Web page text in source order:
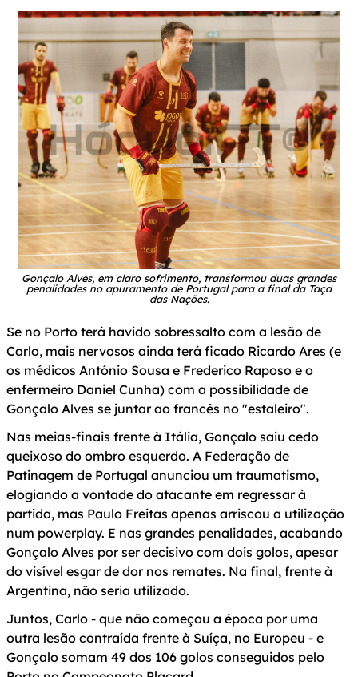
Gonçalo Alves, em claro sofrimento, transformou duas grandes
penalidades no apuramento de Portugal para a final da Taça
das Nações.
Se no Porto terá havido sobressalto com a lesão de
Carlo, mais nervosos ainda terá ficado Ricardo Ares (e
os médicos António Sousa e Frederico Raposo e o
enfermeiro Daniel Cunha) com a possibilidade de
Gonçalo Alves se juntar ao francês no "estaleiro".
Nas meias-finais frente à Itália, Gonçalo saiu cedo
queixoso do ombro esquerdo. A Federação de
Patinagem de Portugal anunciou um traumatismo,
elogiando a vontade do atacante em regressar à
partida, mas Paulo Freitas apenas arriscou a utilização
num powerplay. E nas grandes penalidades, acabando
Gonçalo Alves por ser decisivo com dois golos, apesar
do visível esgar de dor nos remates. Na final, frente à
Argentina, não seria utilizado.
Juntos, Carlo - que não começou a época por uma
outra lesão contraída frente à Suíça, no Europeu - e
Gonçalo somam 49 dos 106 golos conseguidos pelo